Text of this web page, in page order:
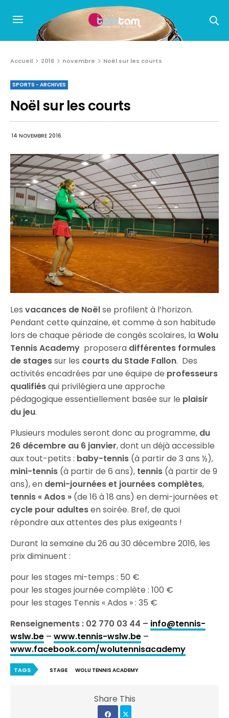
Accueil 2016 novembre Noël sur les courts
SPORTS - ARCHIVES
Noël sur les courts
14 NOVEMBRE 2016
Lesvacances de Noëlse profilent à l’horizon.
Pendant cette quinzaine, et comme à son habitude
lors de chaque période de congés scolaires, laWolu
Tennis Academy proposera différentes formules
de stagessur les courts du Stade Fallon. Des
activités encadrées par une équipe de professeurs
qualifiésqui privilégiera une approche
pédagogique essentiellement basée sur le plaisir
du jeu.
Plusieurs modules seront donc au programme, du
26 décembre au 6 janvier, dont un déjà accessible
aux tout-petits : baby-tennis (à partir de 3 ans ½),
mini-tennis (à partir de 6 ans), tennis (à partir de 9
ans), en demi-journées et journées complètes,
tennis « Ados » (de 16 à 18 ans) en demi-journées et
cycle pour adultesen soirée. Bref, de quoi
répondre aux attentes des plus exigeants !
Durant la semaine du 26 au 30 décembre 2016, les
prix diminuent :
pour les stages mi-temps : 50 €
pour les stages journée complète : 100 €
pour les stages Tennis « Ados » : 35 €
Renseignements : 02 770 03 44 – info@tennis-
wslw.be –www.tennis-wslw.be –
www.facebook.com/wolutennisacademy
TAGS STAGE WOLU TENNIS ACADEMY
Share This